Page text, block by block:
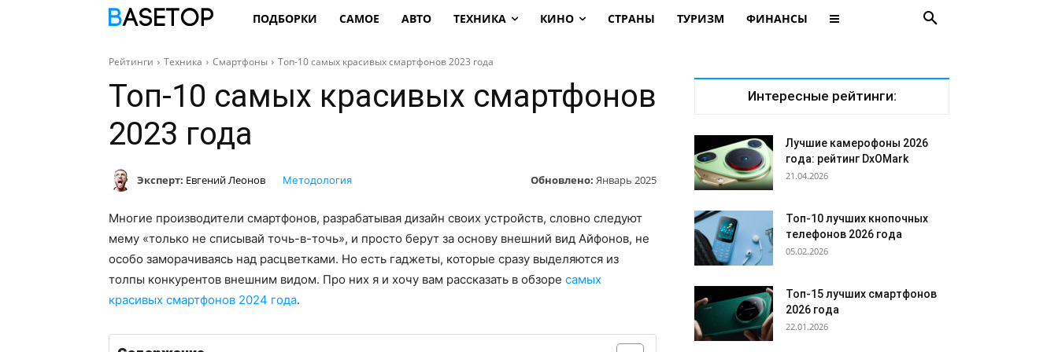
ПОДБОРКИ САМОЕ АВТО ТЕХНИКА КИНО СТРАНЫ ТУРИЗМ ФИНАНСЫ
Рейтинги Техника Смартфоны Топ-10 самых красивых смартфонов 2023 года
Топ-10 самых красивых смартфонов
2023 года
Эксперт: Евгений Леонов Обновлено: Январь 2025
Методология
Многие производители смартфонов, разрабатывая дизайн своих устройств, словно следуют
мему «только не списывай точь-в-точь», и просто берут за основу внешний вид Айфонов, не
особо заморачиваясь над расцветками. Но есть гаджеты, которые сразу выделяются из
толпы конкурентов внешним видом. Про них я и хочу вам рассказать в обзоре самых
красивых смартфонов 2024 года.
Интересные рейтинги:
Лучшие камерофоны 2026
года: рейтинг DxOMark
21.04.2026
Топ-10 лучших кнопочных
телефонов 2026 года
05.02.2026
Топ-15 лучших смартфонов
2026 года
22.01.2026